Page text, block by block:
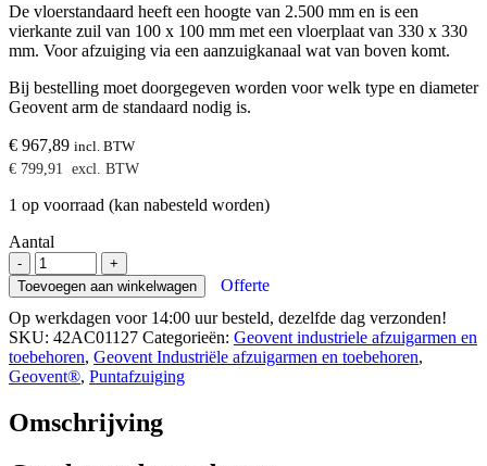
De vloerstandaard heeft een hoogte van 2.500 mm en is een
vierkante zuil van 100 x 100 mm met een vloerplaat van 330 x 330
mm. Voor afzuiging via een aanzuigkanaal wat van boven komt.
Bij bestelling moet doorgegeven worden voor welk type en diameter
Geovent arm de standaard nodig is.
€ 967,89 incl. BTW
€ 799,91 excl. BTW
1 op voorraad (kan nabesteld worden)
Aantal
-
Geovent
vloerstandaard
01-
127
aantal
+
Toevoegen aan winkelwagen
Offerte
Op werkdagen voor 14:00 uur besteld, dezelfde dag verzonden!
SKU: 42AC01127 Categorieën: Geovent industriele afzuigarmen en
toebehoren, Geovent Industriële afzuigarmen en toebehoren,
Geovent®, Puntafzuiging
Omschrijving